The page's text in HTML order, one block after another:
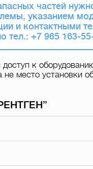
частей
указанием
и контактными
тел.: +7 965 163-
к
место установки